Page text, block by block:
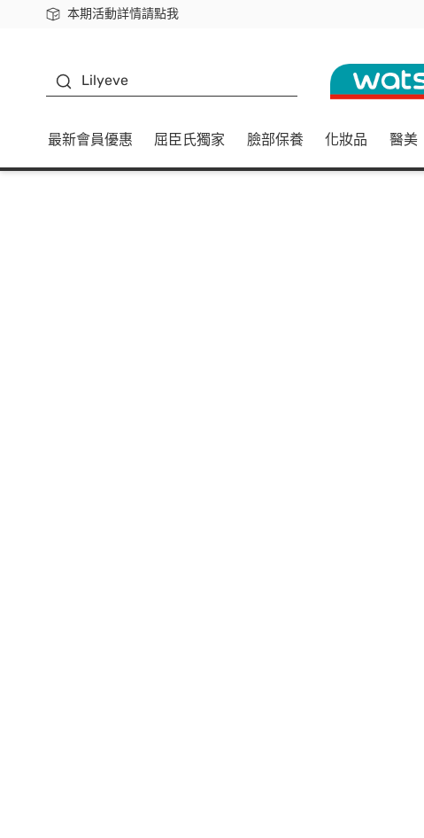
本期活動詳情請點我
下載app最高回饋$350
Lilyeve
最新會員優惠 屈臣氏獨家 臉部保養 化妝品 醫美